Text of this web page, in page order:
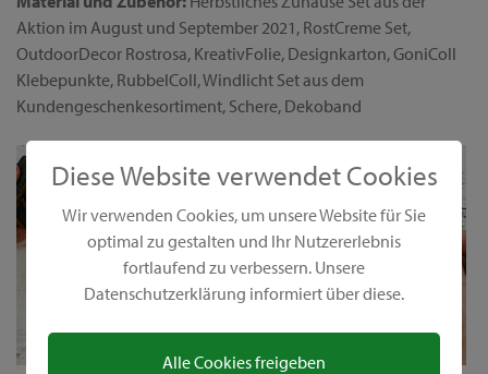
Diese Website verwendet Cookies
Wir verwenden Cookies, um unsere Website für Sie
optimal zu gestalten und Ihr Nutzererlebnis
fortlaufend zu verbessern. Unsere
Datenschutzerklärung informiert über diese.
Alle Cookies freigeben
Aktion im August und September 2021, RostCreme Set,
OutdoorDecor Rostrosa, KreativFolie, Designkarton, GoniColl
Klebepunkte, RubbelColl, Windlicht Set aus dem
Kundengeschenkesortiment, Schere, Dekoband